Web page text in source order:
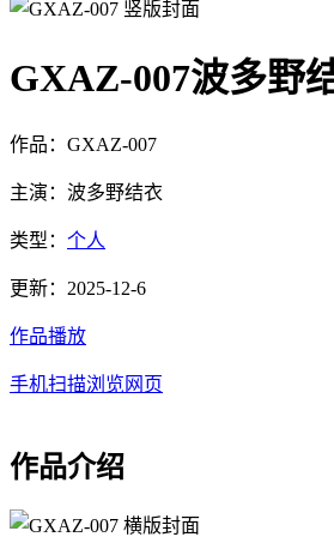
GXAZ-007波多野
作品：GXAZ-007
主演：波多野结衣
类型： 个人
更新：2025-12-6
作品播放
手机扫描浏览网页
作品介绍